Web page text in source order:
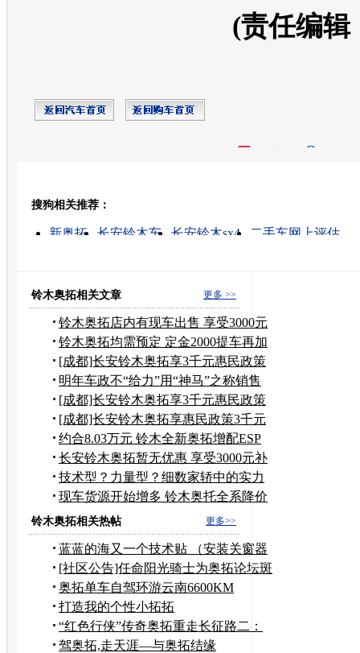
(责任编辑
搜狗相关推荐：
新奥拓 长安铃木车 长安铃木sx4
二手车网上评估
更多 >>
铃木奥拓相关文章
铃木奥拓店内有现车出售 享受3000元
补贴
铃木奥拓均需预定 定金2000提车再加
2000
[成都]长安铃木奥拓享3千元惠民政策
补贴
明年车政不“给力”用“神马”之称销售
[成都]长安铃木奥拓享3千元惠民政策
补贴
[成都]长安铃木奥拓享惠民政策3千元
补贴
约合8.03万元 铃木全新奥拓增配ESP
系统
长安铃木奥拓暂无优惠 享受3000元补
贴
技术型？力量型？细数家轿中的实力
车型
现车货源开始增多 铃木奥托全系降价
3千
更多>>
铃木奥拓相关热帖
蓝蓝的海又一个技术贴 （安装关窗器
的详细过程）
[社区公告]任命阳光骑士为奥拓论坛斑
竹
奥拓单车自驾环游云南6600KM
打造我的个性小拓拓
“红色行侠”传奇奥拓重走长征路二：
千难万险
驾奥拓,走天涯—与奥拓结缘